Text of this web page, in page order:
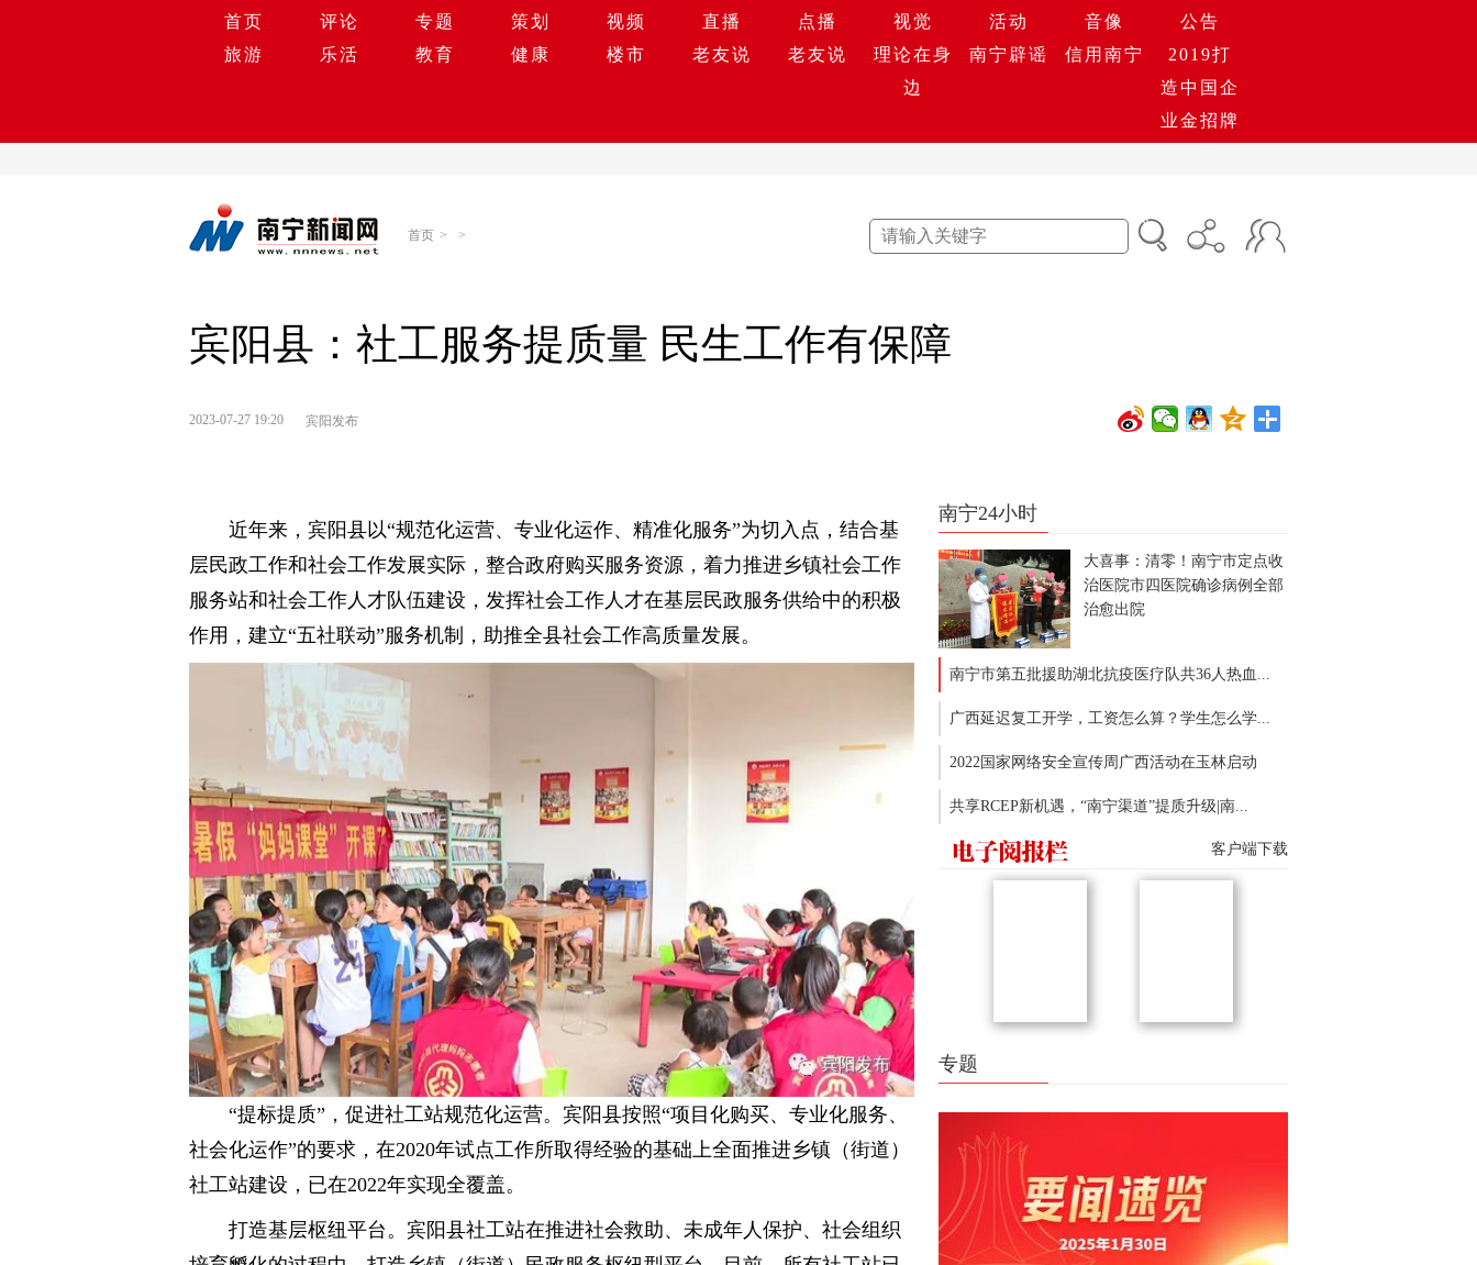
首页 评论 专题 策划 视频 直播 点播 视觉 活动 音像
公告
旅游
乐活 教育 健康 楼市 老友说 老友说
理论在身
边
南宁辟谣 信用南宁
2019打
造中国企
业金招牌
首页 > >
宾阳县：社工服务提质量 民生工作有保障
2023-07-27 19:20 宾阳发布
近年来，宾阳县以“规范化运营、专业化运作、精准化服务”为切入点，结合基
层民政工作和社会工作发展实际，整合政府购买服务资源，着力推进乡镇社会工作
服务站和社会工作人才队伍建设，发挥社会工作人才在基层民政服务供给中的积极
作用，建立“五社联动”服务机制，助推全县社会工作高质量发展。
“提标提质”，促进社工站规范化运营。宾阳县按照“项目化购买、专业化服务、
社会化运作”的要求，在2020年试点工作所取得经验的基础上全面推进乡镇（街道）
社工站建设，已在2022年实现全覆盖。
打造基层枢纽平台。宾阳县社工站在推进社会救助、未成年人保护、社会组织
南宁24小时
大喜事：清零！南宁市定点收
治医院市四医院确诊病例全部
治愈出院
南宁市第五批援助湖北抗疫医疗队共36人热血...
广西延迟复工开学，工资怎么算？学生怎么学...
2022国家网络安全宣传周广西活动在玉林启动
共享RCEP新机遇，“南宁渠道”提质升级|南...
客户端下载
专题